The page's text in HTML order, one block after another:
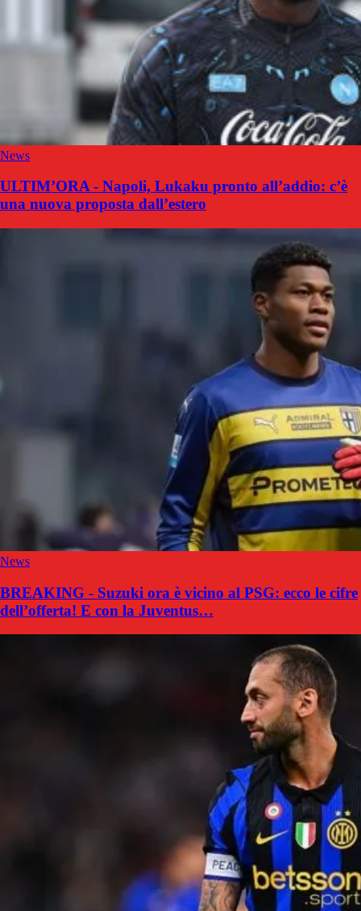
News
ULTIM’ORA - Napoli, Lukaku pronto all’addio: c’è
una nuova proposta dall’estero
News
BREAKING - Suzuki ora è vicino al PSG: ecco le cifre
dell’offerta! E con la Juventus…